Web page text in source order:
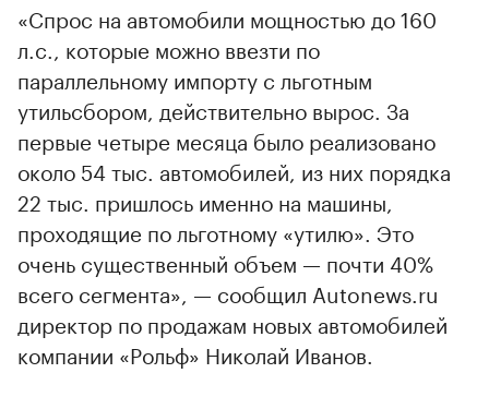
«Спрос на автомобили мощностью до 160
л.с., которые можно ввезти по
параллельному импорту с льготным
утильсбором, действительно вырос. За
первые четыре месяца было реализовано
около 54 тыс. автомобилей, из них порядка
22 тыс. пришлось именно на машины,
проходящие по льготному «утилю». Это
очень существенный объем — почти 40%
всего сегмента», — сообщил Autonews.ru
директор по продажам новых автомобилей
компании «Рольф» Николай Иванов.